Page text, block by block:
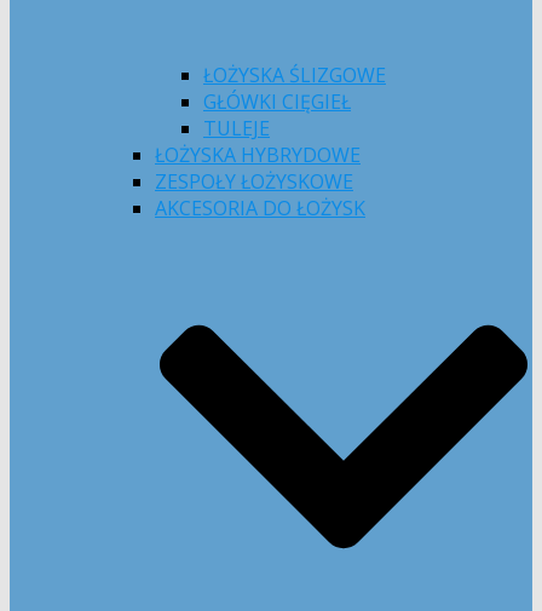
ŁOŻYSKA ŚLIZGOWE
GŁÓWKI CIĘGIEŁ
TULEJE
ŁOŻYSKA HYBRYDOWE
ZESPOŁY ŁOŻYSKOWE
AKCESORIA DO ŁOŻYSK